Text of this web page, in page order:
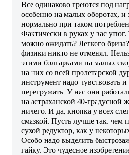
Все одинаково греются под
особенно на малых оборотах, и
нормально при таком
Фактически в руках у вас утюг.
можно ожидать? Легкого
физики никто не отменял.
этими болгарками на малых
на них со всей пролетарской
инструмент надо чувствовать и
перегружать. У нас они
на астраханской 40-градусной
ничего. И да, кнопка у всех
смазкой. Пусть лучше так, чем
сухой редуктор, как у
Особо надо выделить
гайку. Это чудесное